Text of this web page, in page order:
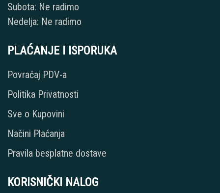
Subota: Ne radimo
Nedelja: Ne radimo
PLAĆANJE I ISPORUKA
Povraćaj PDV-a
Politika Privatnosti
Sve o Kupovini
Načini Plaćanja
Pravila besplatne dostave
KORISNIČKI NALOG